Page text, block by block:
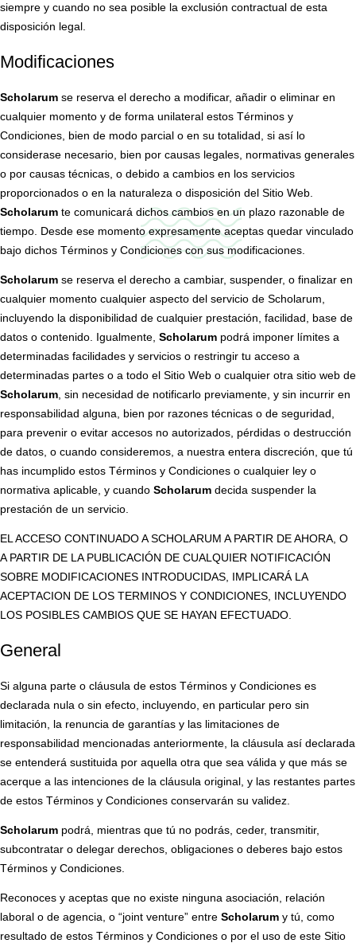
siempre y cuando no sea posible la exclusión contractual de esta
disposición legal.
Modificaciones
Scholarum se reserva el derecho a modificar, añadir o eliminar en
cualquier momento y de forma unilateral estos Términos y
Condiciones, bien de modo parcial o en su totalidad, si así lo
considerase necesario, bien por causas legales, normativas generales
o por causas técnicas, o debido a cambios en los servicios
proporcionados o en la naturaleza o disposición del Sitio Web.
Scholarum te comunicará dichos cambios en un plazo razonable de
tiempo. Desde ese momento expresamente aceptas quedar vinculado
bajo dichos Términos y Condiciones con sus modificaciones.
Scholarum se reserva el derecho a cambiar, suspender, o finalizar en
cualquier momento cualquier aspecto del servicio de Scholarum,
incluyendo la disponibilidad de cualquier prestación, facilidad, base de
datos o contenido. Igualmente, Scholarum podrá imponer límites a
determinadas facilidades y servicios o restringir tu acceso a
determinadas partes o a todo el Sitio Web o cualquier otra sitio web de
Scholarum , sin necesidad de notificarlo previamente, y sin incurrir en
responsabilidad alguna, bien por razones técnicas o de seguridad,
para prevenir o evitar accesos no autorizados, pérdidas o destrucción
de datos, o cuando consideremos, a nuestra entera discreción, que tú
has incumplido estos Términos y Condiciones o cualquier ley o
normativa aplicable, y cuando Scholarum decida suspender la
prestación de un servicio.
EL ACCESO CONTINUADO A SCHOLARUM A PARTIR DE AHORA, O
A PARTIR DE LA PUBLICACIÓN DE CUALQUIER NOTIFICACIÓN
SOBRE MODIFICACIONES INTRODUCIDAS, IMPLICARÁ LA
ACEPTACION DE LOS TERMINOS Y CONDICIONES, INCLUYENDO
LOS POSIBLES CAMBIOS QUE SE HAYAN EFECTUADO.
General
Si alguna parte o cláusula de estos Términos y Condiciones es
declarada nula o sin efecto, incluyendo, en particular pero sin
limitación, la renuncia de garantías y las limitaciones de
responsabilidad mencionadas anteriormente, la cláusula así declarada
se entenderá sustituida por aquella otra que sea válida y que más se
acerque a las intenciones de la cláusula original, y las restantes partes
de estos Términos y Condiciones conservarán su validez.
Scholarum podrá, mientras que tú no podrás, ceder, transmitir,
subcontratar o delegar derechos, obligaciones o deberes bajo estos
Términos y Condiciones.
Reconoces y aceptas que no existe ninguna asociación, relación
laboral o de agencia, o “joint venture” entre Scholarum y tú, como
resultado de estos Términos y Condiciones o por el uso de este Sitio